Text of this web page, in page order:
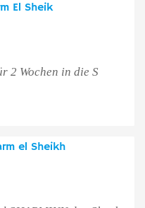
El Sheik
2 Wochen in die S
el Sheikh